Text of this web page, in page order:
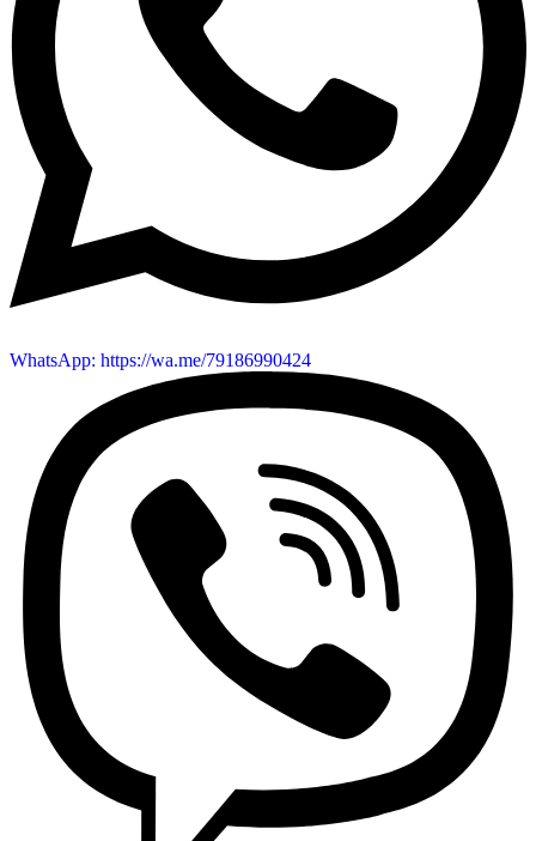
WhatsApp: https://wa.me/79186990424